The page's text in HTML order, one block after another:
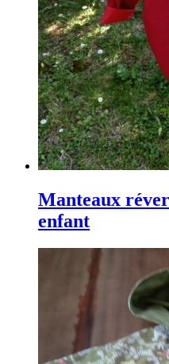
Manteaux
enfant